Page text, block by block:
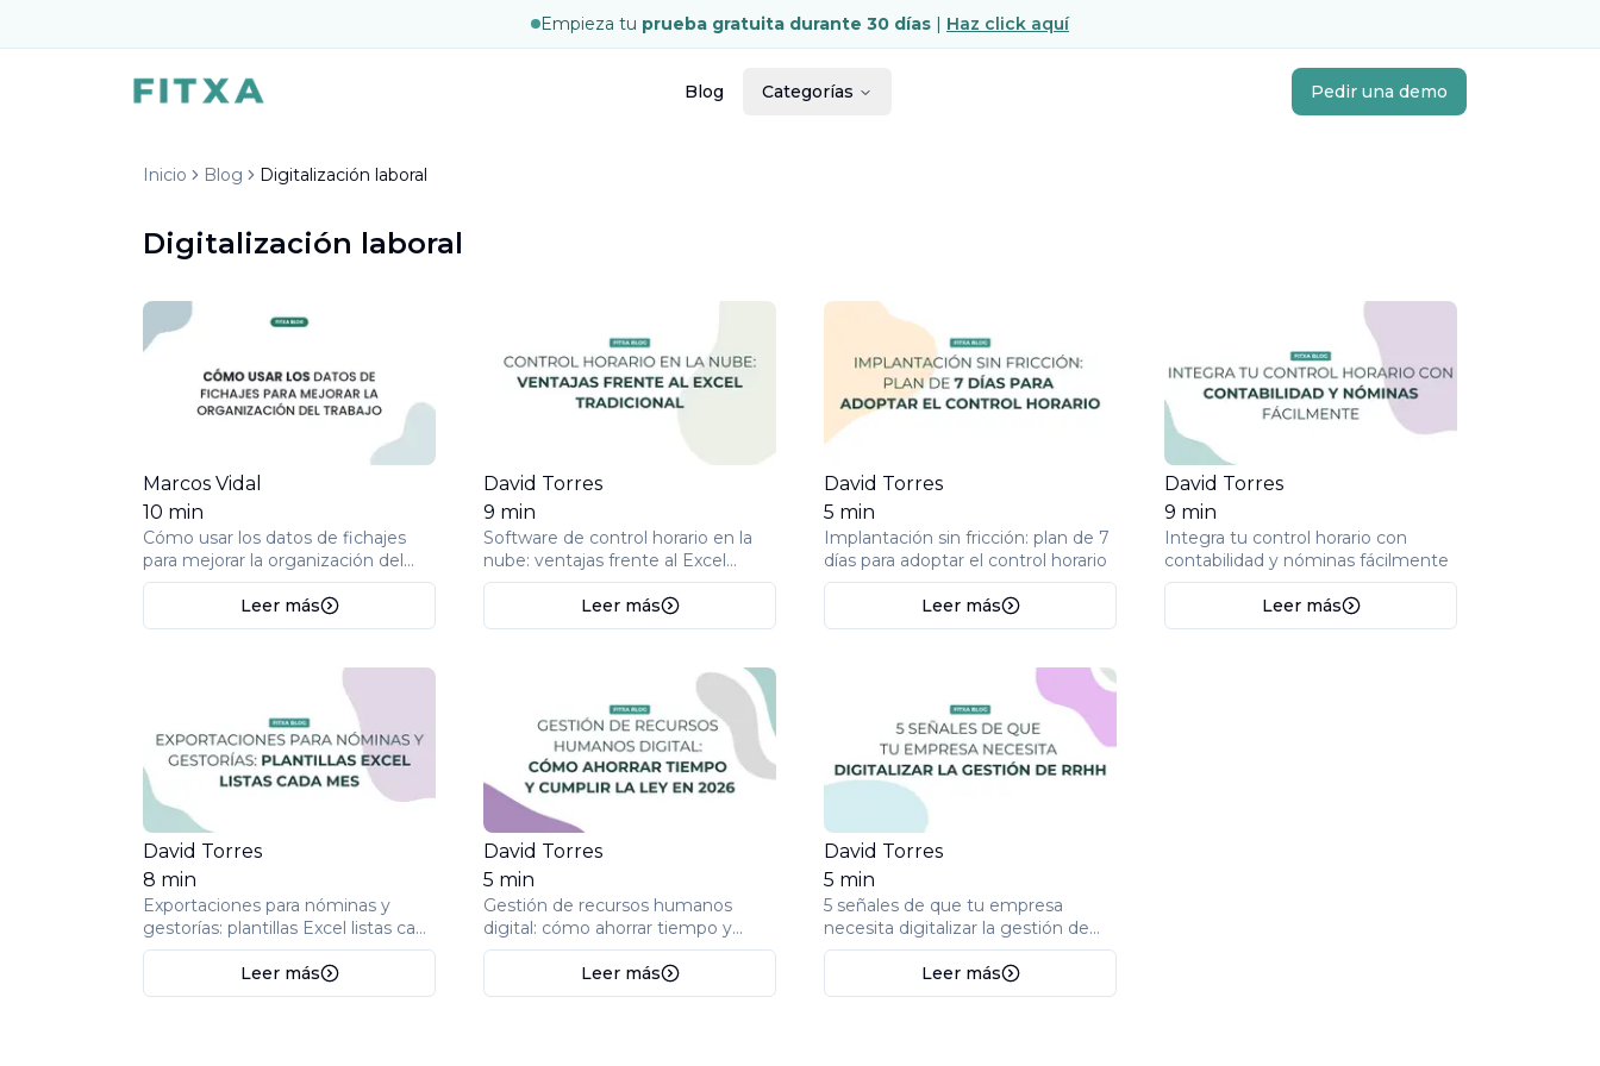
Empieza tu prueba gratuita durante 30 días | Haz click aquí
Blog Categorías Pedir una demo
Inicio Blog Digitalización laboral
Digitalización laboral
Marcos Vidal
10 min
Cómo usar los datos de fichajes
para mejorar la organización del
trabajo
Leer más
David Torres
9 min
Software de control horario en la
nube: ventajas frente al Excel
tradicional
Leer más
David Torres
5 min
Implantación sin fricción: plan de 7
días para adoptar el control horario
Leer más
David Torres
9 min
Integra tu control horario con
contabilidad y nóminas fácilmente
Leer más
David Torres
8 min
Exportaciones para nóminas y
gestorías: plantillas Excel listas cada
mes
Leer más
David Torres
5 min
Gestión de recursos humanos
digital: cómo ahorrar tiempo y
cumplir la ley en 2026
Leer más
David Torres
5 min
5 señales de que tu empresa
necesita digitalizar la gestión de
RRHH ya
Leer más